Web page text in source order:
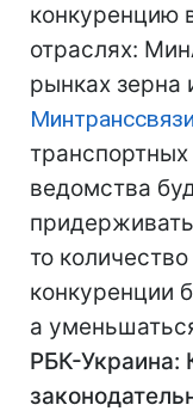
конкуренцию
отраслях:
рынках зерна
Минтранссвязи
ведомства
то
конкуренции
а
РБК-Украина: